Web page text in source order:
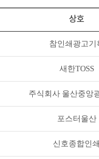
상호
참인쇄광고기
새한TOSS
주식회사 울산중앙
포스터울산
신호종합인